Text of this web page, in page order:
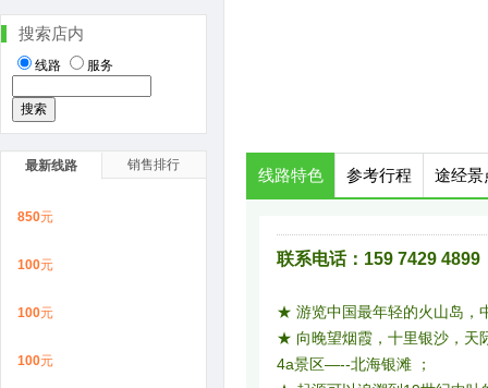
线路特色 参考行程 途经景
联系电话：159 7429 4899
★ 游览中国最年轻的火山岛，
★ 向晚望烟霞，十里银沙，天
4a景区—--北海银滩 ；
搜索店内
线路 服务
最新线路 销售排行
850元
100元
100元
100元